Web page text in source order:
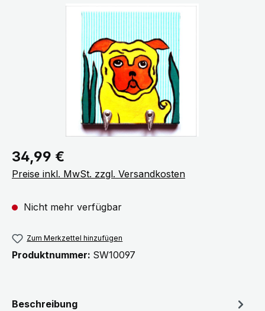
Bildergalerie überspringen
Regulärer Preis:
34,99 €
Preise inkl. MwSt. zzgl. Versandkosten
Nicht mehr verfügbar
Zum Merkzettel hinzufügen
Produktnummer: SW10097
Beschreibung